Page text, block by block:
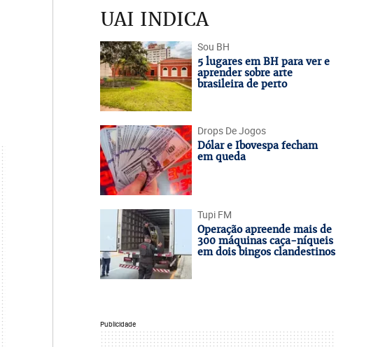
UAI INDICA
Sou BH
5 lugares em BH para ver e
aprender sobre arte
brasileira de perto
Drops De Jogos
Dólar e Ibovespa fecham
em queda
Tupi FM
Operação apreende mais de
300 máquinas caça-níqueis
em dois bingos clandestinos
Publicidade